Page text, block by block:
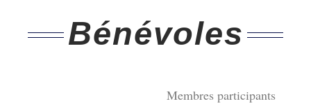
Bénévoles
Membres participants